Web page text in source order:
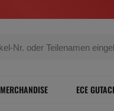
MERCHANDISE ECE